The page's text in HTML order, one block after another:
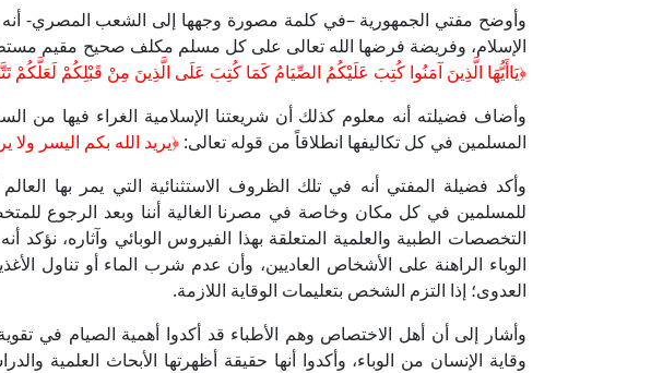
وأوضح مفتي الجمهورية –في كلمة مصورة وجهها إلى الشعب المصري-
الإسلام، وفريضة فرضها الله تعالى على كل مسلم مكلف صحيح مقيم
﴿يَاأَيُّهَا الَّذِينَ آمَنُوا كُتِبَ عَلَيْكُمُ الصِّيَامُ كَمَا كُتِبَ عَلَى الَّذِينَ مِنْ قَبْلِكُمْ لَعَلَّكُمْ
وأضاف فضيلته أنه معلوم كذلك أن شريعتنا الإسلامية الغراء فيها من
المسلمين في كل تكاليفها انطلاقاً من قوله تعالى: ﴿يريد الله بكم اليسر ولا
وأكد فضيلة المفتي أنه في تلك الظروف الاستثنائية التي يمر بها
للمسلمين في كل مكان وخاصة في مصرنا الغالية أننا وبعد الرجوع
التخصصات الطبية والعلمية المتعلقة بهذا الفيروس الوبائي وآثاره، نؤكد
الوباء الراهنة على الأشخاص العاديين، وأن عدم شرب الماء أو تناول
العدوى؛ إذا التزم الشخص بتعليمات الوقاية اللازمة.
وأشار إلى أن أهل الاختصاص وهم الأطباء قد أكدوا أهمية الصيام في
وقاية الإنسان من الوباء، وأكدوا أنها حقيقة أظهرتها الأبحاث العلمية